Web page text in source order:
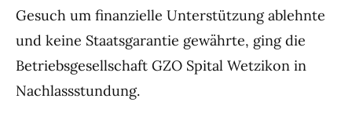
Gesuch um finanzielle Unterstützung ablehnte
und keine Staatsgarantie gewährte, ging die
Betriebsgesellschaft GZO Spital Wetzikon in
Nachlassstundung.